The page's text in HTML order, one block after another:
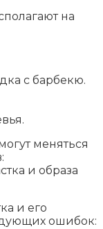
на
с барбекю.
меняться
и образа
и его
ошибок: